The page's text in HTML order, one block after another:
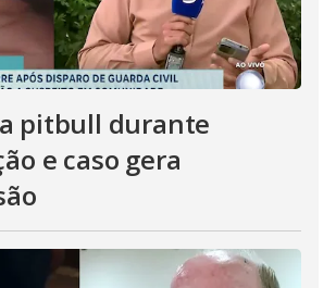
pitbull durante
e caso gera